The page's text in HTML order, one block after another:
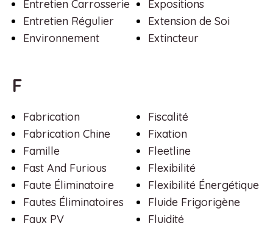
Entretien Carrosserie
Entretien Régulier
Environnement
Expositions
Extension de Soi
Extincteur
F
Fabrication
Fabrication Chine
Famille
Fast And Furious
Faute Éliminatoire
Fautes Éliminatoires
Faux PV
Fiscalité
Fixation
Fleetline
Flexibilité
Flexibilité Énergétique
Fluide Frigorigène
Fluidité